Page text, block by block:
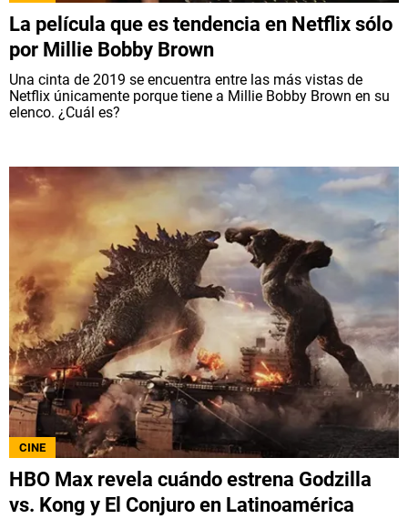
La película que es tendencia en Netflix sólo
por Millie Bobby Brown
Una cinta de 2019 se encuentra entre las más vistas de
Netflix únicamente porque tiene a Millie Bobby Brown en su
elenco. ¿Cuál es?
CINE
HBO Max revela cuándo estrena Godzilla
vs. Kong y El Conjuro en Latinoamérica